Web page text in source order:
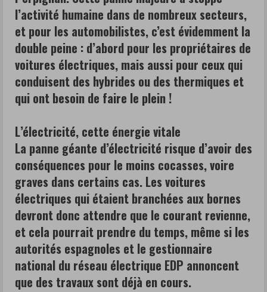
thermiques
et
qui
ont
besoin
de
faire
plein
!
L’électricité,
cette
énergie
vitale
La
panne
géante
l’activité humaine dans de nombreux secteurs,
et pour les automobilistes, c’est évidemment la
double peine : d’abord pour les propriétaires de
voitures électriques, mais aussi pour ceux qui
conduisent des hybrides ou des thermiques et
qui ont besoin de faire le plein !
L’électricité, cette énergie vitale
La panne géante d’électricité risque d’avoir des
conséquences pour le moins cocasses, voire
graves dans certains cas. Les voitures
électriques qui étaient branchées aux bornes
devront donc attendre que le courant revienne,
et cela pourrait prendre du temps, même si les
autorités espagnoles et le gestionnaire
national du réseau électrique EDP annoncent
que des travaux sont déjà en cours.